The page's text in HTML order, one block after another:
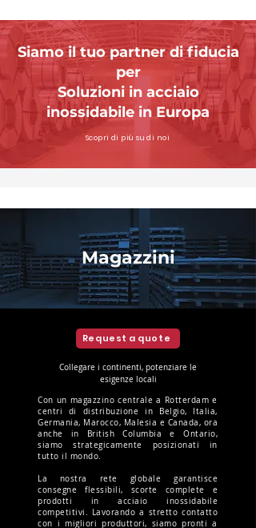
Siamo il tuo partner di fiducia
per
Soluzioni in acciaio
inossidabile in Europa
Scopri di più su di noi
Magazzini
Request a quote
Collegare i continenti, potenziare le
esigenze locali
Con un magazzino centrale a Rotterdam e
centri di distribuzione in Belgio, Italia,
Germania, Marocco, Malesia e Canada, ora
anche in British Columbia e Ontario,
siamo strategicamente posizionati in
tutto il mondo.
La nostra rete globale garantisce
consegne flessibili, scorte complete e
prodotti in acciaio inossidabile
competitivi. Lavorando a stretto contatto
con i migliori produttori, siamo pronti a